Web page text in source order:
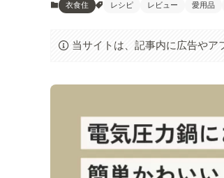
衣食住 レシピ レビュー 愛用品
当サイトは、記事内に広告やア